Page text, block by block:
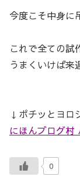
今度こそ中身に
これで全ての試
うまくいけば
↓ポチッとヨロ
にほんブログ村
0